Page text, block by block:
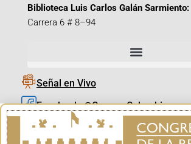
Biblioteca Luis Carlos Galán Sarmiento:
Carrera 6 # 8–94
Señal en Vivo
Facebook_@CamaraColombia
Instagram_@CamaraColombia